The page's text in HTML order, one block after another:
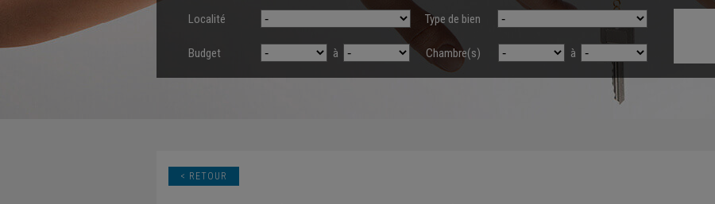
Localité
Type de bien
Budget à Chambre(s) à
< RETOUR